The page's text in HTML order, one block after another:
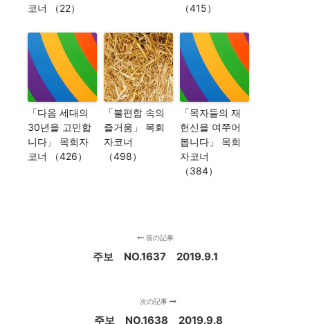
코너 （22）
（415）
「다음 세대의
30년을 고민합
니다」 목회자
코너 （426）
「불편함 속의
즐거움」 목회
자코너
（498）
「목자들의 재
헌신을 여쭈어
봅니다」 목회
자코너
（384）
前の記事
주보 NO.1637 2019.9.1
次の記事
주보 NO.1638 2019.9.8